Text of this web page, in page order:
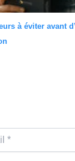
à éviter avant